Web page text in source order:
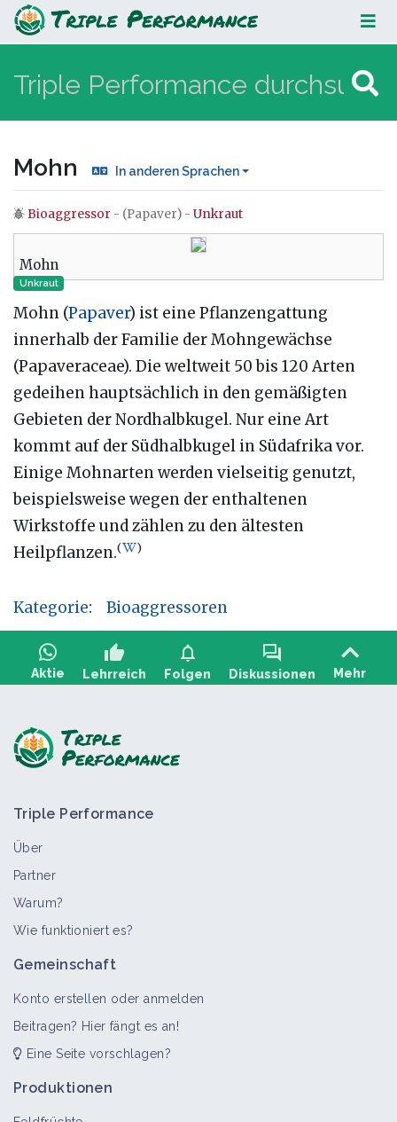
Mohn
Mohn In anderen Sprachen
Wechseln zu: Navigation,Suche
Bioaggressor - (Papaver) - Unkraut
Mohn
Unkraut
Mohn (Papaver) ist eine Pflanzengattung
innerhalb der Familie der Mohngewächse
(Papaveraceae). Die weltweit 50 bis 120 Arten
gedeihen hauptsächlich in den gemäßigten
Gebieten der Nordhalbkugel. Nur eine Art
kommt auf der Südhalbkugel in Südafrika vor.
Einige Mohnarten werden vielseitig genutzt,
beispielsweise wegen der enthaltenen
Wirkstoffe und zählen zu den ältesten
Heilpflanzen.( )
Kategorie: Bioaggressoren
Aktie
thumb_up
Lehrreich
notifications
Folgen
forum
Diskussionen Mehr
Faden-Klee
Triple Performance
Über
Partner
Warum?
Wie funktioniert es?
Gemeinschaft
Konto erstellen oder anmelden
Beitragen? Hier fängt es an!
Eine Seite vorschlagen?
Produktionen